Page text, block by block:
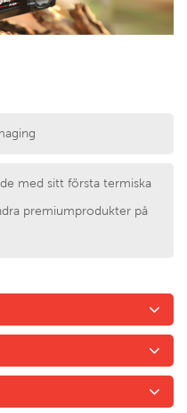
med sitt första termiska
premiumprodukter på